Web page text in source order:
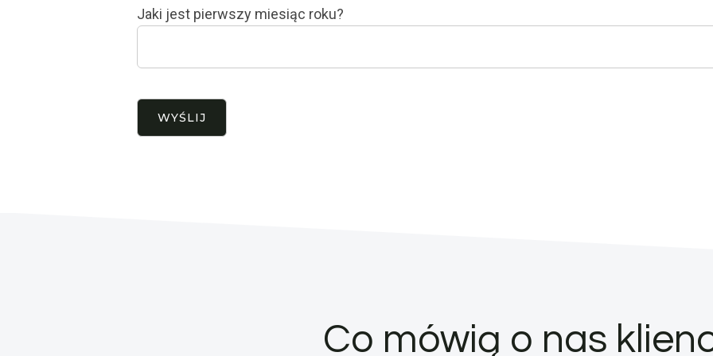
Jaki jest pierwszy miesiąc roku?
Co mówią o nas